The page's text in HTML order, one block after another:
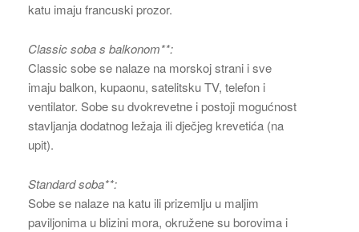
katu imaju francuski prozor.
Classic soba s balkonom**:
Classic sobe se nalaze na morskoj strani i sve
imaju balkon, kupaonu, satelitsku TV, telefon i
ventilator. Sobe su dvokrevetne i postoji mogućnost
stavljanja dodatnog ležaja ili dječjeg krevetića (na
upit).
Standard soba**:
Sobe se nalaze na katu ili prizemlju u maljim
paviljonima u blizini mora, okružene su borovima i